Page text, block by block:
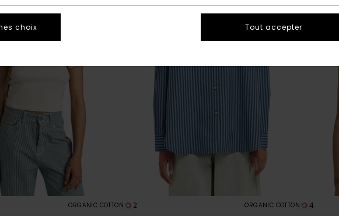
ORGANIC COTTON 2 ORGANIC COTTON 4
choix Tout accepter